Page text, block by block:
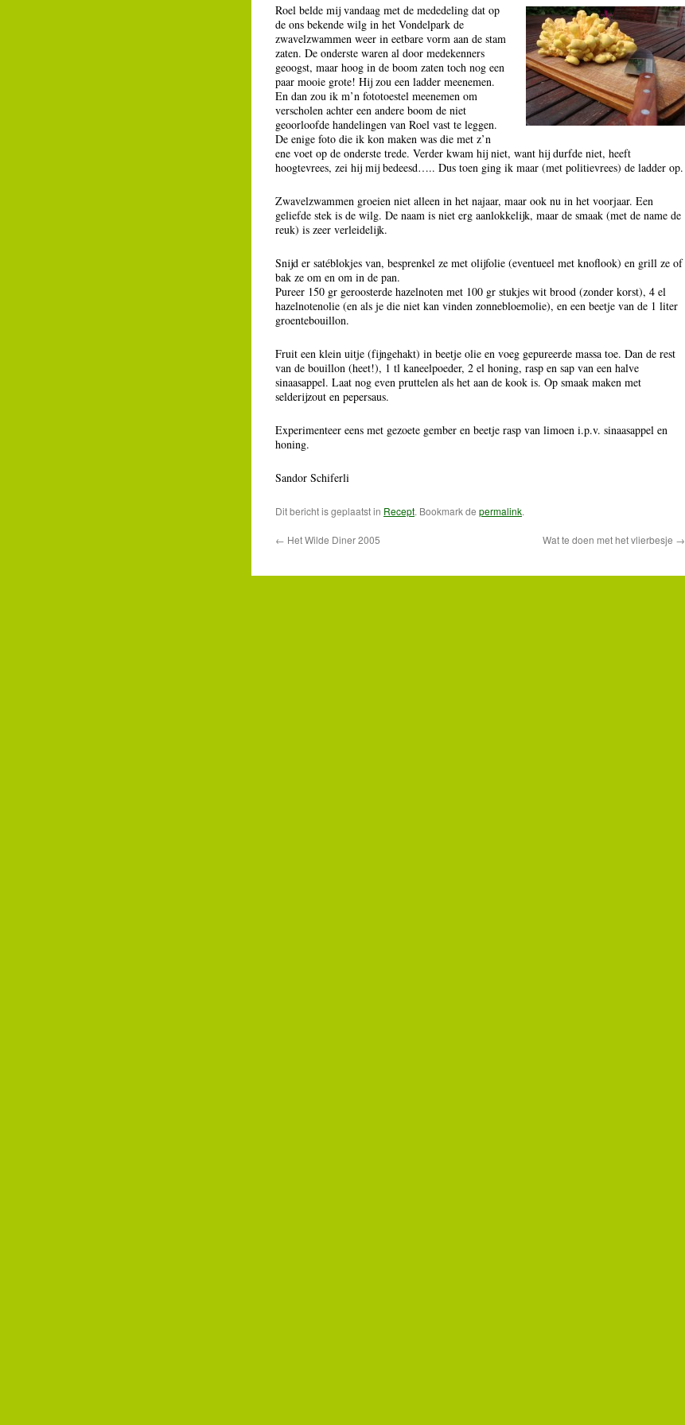
Roel belde mij vandaag met de mededeling dat op
de ons bekende wilg in het Vondelpark de
zwavelzwammen weer in eetbare vorm aan de stam
zaten. De onderste waren al door medekenners
geoogst, maar hoog in de boom zaten toch nog een
paar mooie grote! Hij zou een ladder meenemen.
En dan zou ik m’n fototoestel meenemen om
verscholen achter een andere boom de niet
geoorloofde handelingen van Roel vast te leggen.
De enige foto die ik kon maken was die met z’n
ene voet op de onderste trede. Verder kwam hij niet, want hij durfde niet, heeft
hoogtevrees, zei hij mij bedeesd….. Dus toen ging ik maar (met politievrees) de ladder op.
Zwavelzwammen groeien niet alleen in het najaar, maar ook nu in het voorjaar. Een
geliefde stek is de wilg. De naam is niet erg aanlokkelijk, maar de smaak (met de name de
reuk) is zeer verleidelijk.
Snijd er satéblokjes van, besprenkel ze met olijfolie (eventueel met knoflook) en grill ze of
bak ze om en om in de pan.
Pureer 150 gr geroosterde hazelnoten met 100 gr stukjes wit brood (zonder korst), 4 el
hazelnotenolie (en als je die niet kan vinden zonnebloemolie), en een beetje van de 1 liter
groentebouillon.
Fruit een klein uitje (fijngehakt) in beetje olie en voeg gepureerde massa toe. Dan de rest
van de bouillon (heet!), 1 tl kaneelpoeder, 2 el honing, rasp en sap van een halve
sinaasappel. Laat nog even pruttelen als het aan de kook is. Op smaak maken met
selderijzout en pepersaus.
Experimenteer eens met gezoete gember en beetje rasp van limoen i.p.v. sinaasappel en
honing.
Sandor Schiferli
Dit bericht is geplaatst in Recept. Bookmark de permalink.
← Het Wilde Diner 2005 Wat te doen met het vlierbesje →